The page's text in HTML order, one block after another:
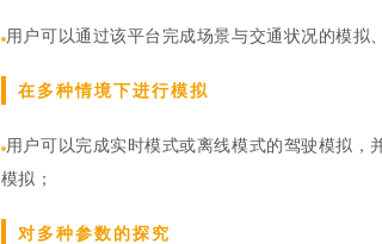
用户可以通过该平台完成场景与交通状况的模拟
在多种情境下进行模拟
用户可以完成实时模式或离线模式的驾驶模拟，
模拟；
对多种参数的探究